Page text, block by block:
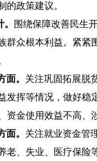
的政策建议。
。
围绕保障改善民生
群众根本利益。紧紧
面。 关注巩固拓展脱
发挥等情况，做好稳
资金使用效益不高
面。 关注就业资金管
老、 失业、
医疗保险